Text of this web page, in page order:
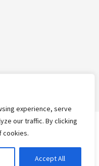
experience, serve
our traffic. By clicking
cookies.
Accept All